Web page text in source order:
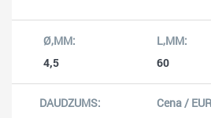
4,5 60